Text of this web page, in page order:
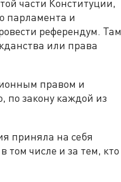
части Конституции,
парламента и
референдум. Там
или права
правом и
по закону каждой из
приняла на себя
том числе и за тем, кто